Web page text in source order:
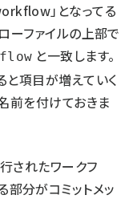
」となってる
ーファイルの上部で
と一致します。
項目が増えていく
前を付けておきま
されたワークフ
部分がコミットメッ